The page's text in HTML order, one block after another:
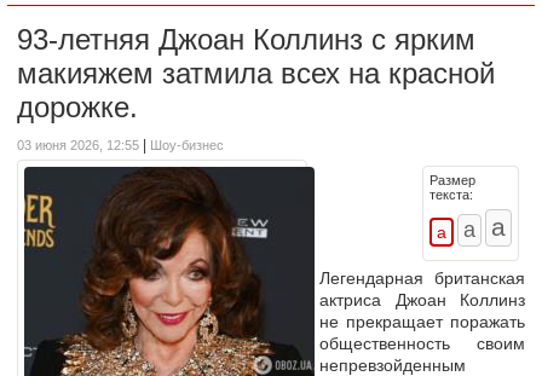
93-летняя Джоан Коллинз с ярким
макияжем затмила всех на красной
дорожке.
03 июня 2026, 12:55 Шоу-бизнес
Размер
текста:
Легендарная британская
актриса Джоан Коллинз
не прекращает поражать
общественность своим
непревзойденным